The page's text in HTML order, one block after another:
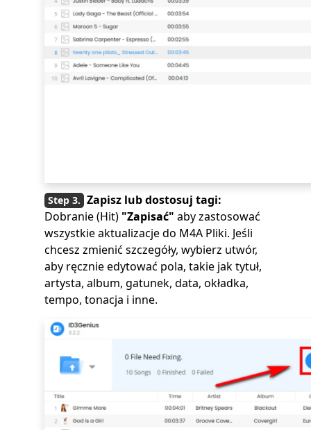
Zapisz lub dostosuj tagi:
Dobranie (Hit) "Zapisać" aby zastosować
wszystkie aktualizacje do M4A Pliki. Jeśli
chcesz zmienić szczegóły, wybierz utwór,
aby ręcznie edytować pola, takie jak tytuł,
artysta, album, gatunek, data, okładka,
tempo, tonacja i inne.